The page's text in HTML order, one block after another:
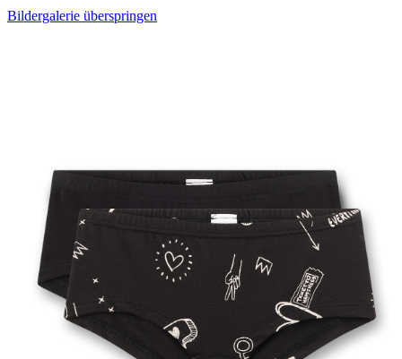
Bildergalerie überspringen